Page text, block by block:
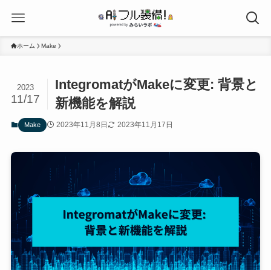
ホーム Make
IntegromatがMakeに変更: 背景と
新機能を解説
2023
11/17
Make 2023年11月8日 2023年11月17日